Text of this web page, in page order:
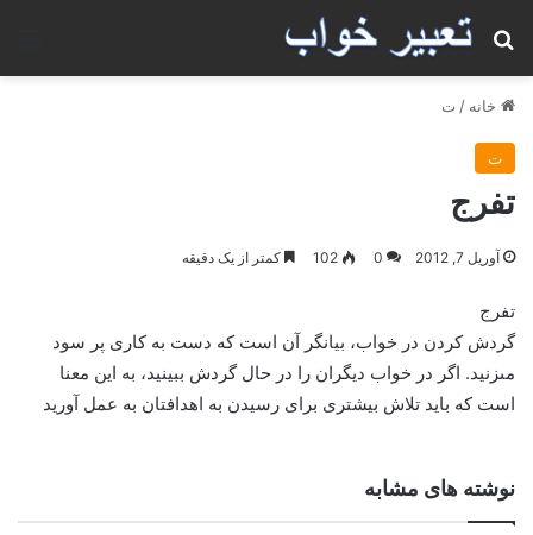
جستجو برای
خانه / ت
ت
تفرج
آوریل 7, 2012 0
102 کمتر از یک دقیقه
تفرج
گردش كردن در خواب، بيانگر آن است كه دست به كارى پر سود
مى‏زنيد. اگر در خواب ديگران را در حال گردش ببينيد، به اين معنا
است كه بايد تلاش بيشترى براى رسيدن به اهدافتان به عمل آوريد
نوشته های مشابه